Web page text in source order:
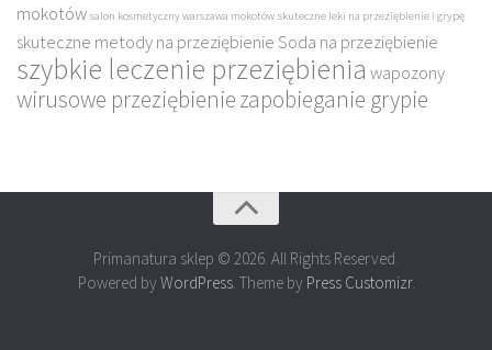
mokotów salon kosmetyczny warszawa mokotów skuteczne leki na przeziębienie i grypę
skuteczne metody na przeziębienieSoda na przeziębienie
szybkie leczenie przeziębienia wapozony
wirusowe przeziębieniezapobieganie grypie
Primanatura sklep © 2026. All Rights Reserved.
Powered by WordPress. Theme by Press Customizr.